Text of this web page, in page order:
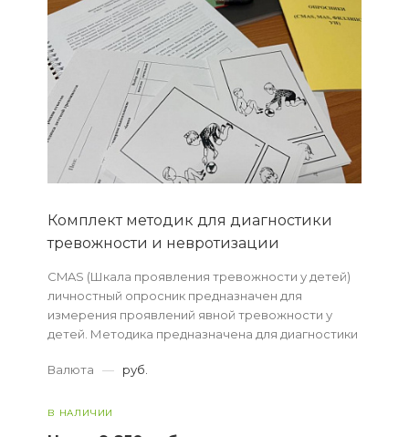
Комплект методик для диагностики
тревожности и невротизации
СMAS (Шкала проявления тревожности у детей)
личностный опросник предназначен для
измерения проявлений явной тревожности у
детей. Методика предназначена для диагностики
Валюта
— руб.
В НАЛИЧИИ